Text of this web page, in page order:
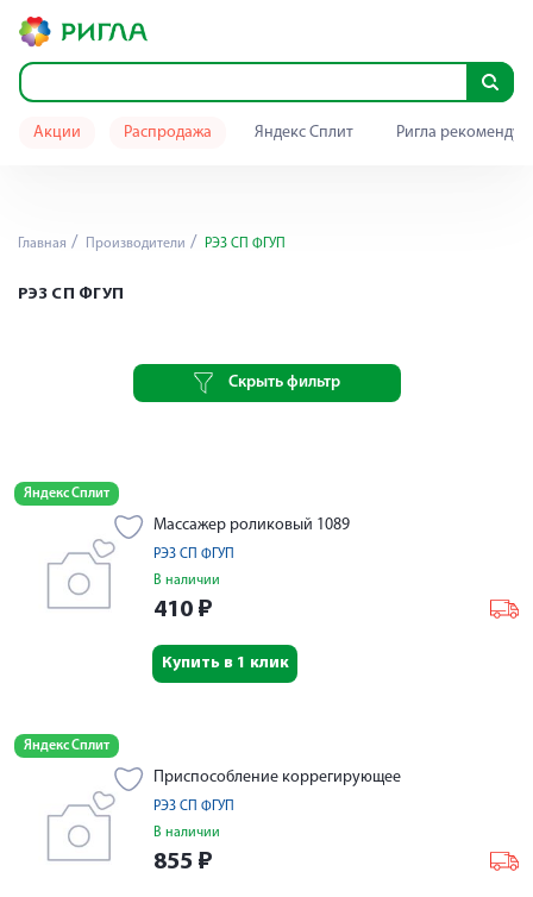
Акции Распродажа Яндекс Сплит Ригла
Главная Производители РЭЗ СП ФГУП
РЭЗ СП ФГУП
Скрыть фильтр
Яндекс Сплит
Массажер роликовый 1089
РЭЗ СП ФГУП
В наличии
410 ₽
Купить в 1 клик
Яндекс Сплит
Приспособление коррегирующее
РЭЗ СП ФГУП
В наличии
855 ₽